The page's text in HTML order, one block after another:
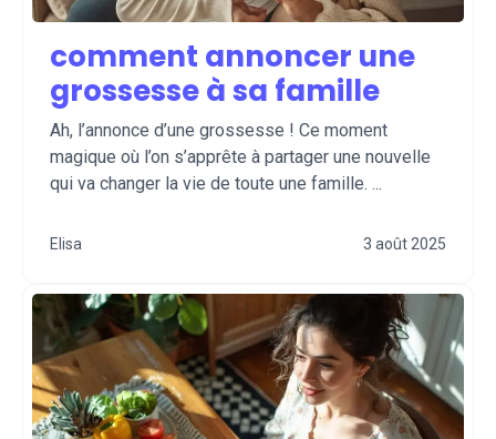
comment annoncer une
grossesse à sa famille
Ah, l’annonce d’une grossesse ! Ce moment
magique où l’on s’apprête à partager une nouvelle
qui va changer la vie de toute une famille. ...
Elisa 3 août 2025